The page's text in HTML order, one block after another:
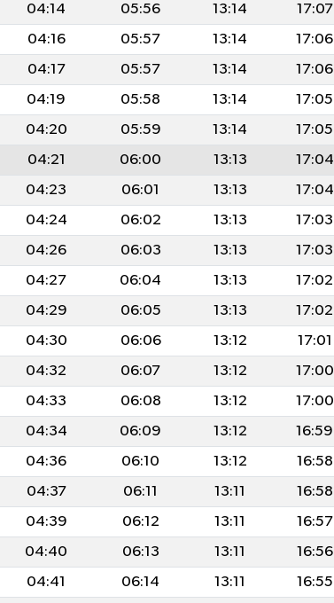
04:14 05:56 13:14 17:07
04:16 05:57 13:14 17:06
04:17 05:57 13:14 17:06
04:19 05:58 13:14 17:05
04:20 05:59 13:14 17:05
04:21 06:00 13:13 17:04
04:23 06:01 13:13 17:04
04:24 06:02 13:13 17:03
04:26 06:03 13:13 17:03
04:27 06:04 13:13 17:02
04:29 06:05 13:13 17:02
04:30 06:06 13:12 17:01
04:32 06:07 13:12 17:00
04:33 06:08 13:12 17:00
04:34 06:09 13:12 16:59
04:36 06:10 13:12 16:58
04:37 06:11 13:11 16:58
04:39 06:12 13:11 16:57
04:40 06:13 13:11 16:56
04:41 06:14 13:11 16:55